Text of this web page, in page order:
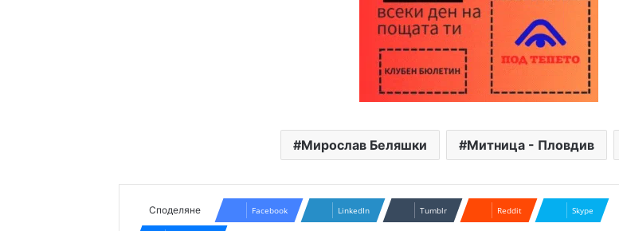
Мирослав Беляшки Митница - Пловдив
Споделяне Facebook LinkedIn Tumblr Reddit Skype